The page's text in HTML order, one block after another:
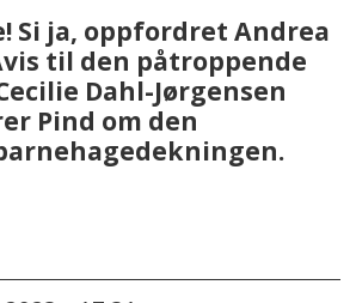
Si ja, oppfordret Andrea
til den påtroppende
Dahl-Jørgensen
Pind om den